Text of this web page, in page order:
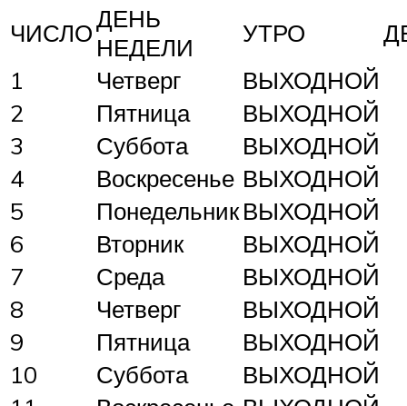
ЧИСЛОДЕНЬ
НЕДЕЛИ
УТРО
1
Четверг
ВЫХОДНОЙ
2
Пятница
ВЫХОДНОЙ
3
Суббота
ВЫХОДНОЙ
4
Воскресенье ВЫХОДНОЙ
5
ПонедельникВЫХОДНОЙ
6
Вторник
ВЫХОДНОЙ
7
Среда
ВЫХОДНОЙ
8
Четверг
ВЫХОДНОЙ
9
Пятница
ВЫХОДНОЙ
10
Суббота
ВЫХОДНОЙ